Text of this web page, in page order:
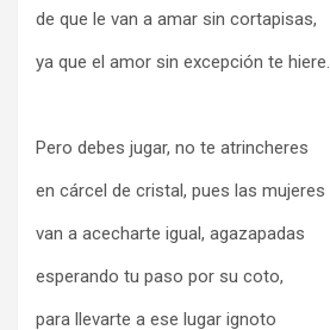
de que le van a amar sin cortapisas,
ya que el amor sin excepción te hiere.
Pero debes jugar, no te atrincheres
en cárcel de cristal, pues las mujeres
van a acecharte igual, agazapadas
esperando tu paso por su coto,
para llevarte a ese lugar ignoto